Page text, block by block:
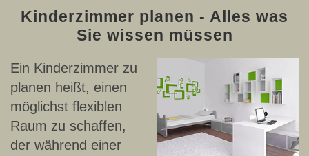
Kinderzimmer planen - Alles was
Sie wissen müssen
Ein Kinderzimmer zu
planen heißt, einen
möglichst flexiblen
Raum zu schaffen,
der während einer